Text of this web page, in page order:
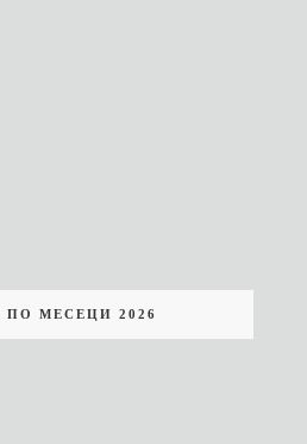
МЕСЕЦИ 2026